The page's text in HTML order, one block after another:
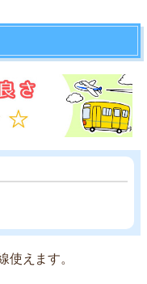
使えます。